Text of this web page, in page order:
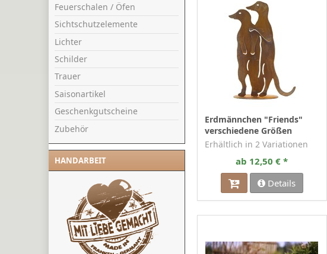
Feuerschalen / Öfen
Sichtschutzelemente
Lichter
Schilder
Trauer
Saisonartikel
Geschenkgutscheine
Zubehör
HANDARBEIT
Erdmännchen "Friends"
verschiedene Größen
Erhältlich in 2 Variationen
ab 12,50 € *
Details